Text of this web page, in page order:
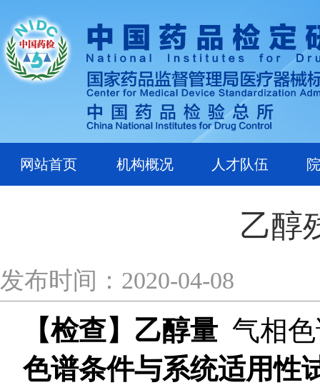
网站首页 机构概况 人才队伍
乙醇
发布时间：2020-04-08
【检查】乙醇量 气相
色谱条件与系统适用性